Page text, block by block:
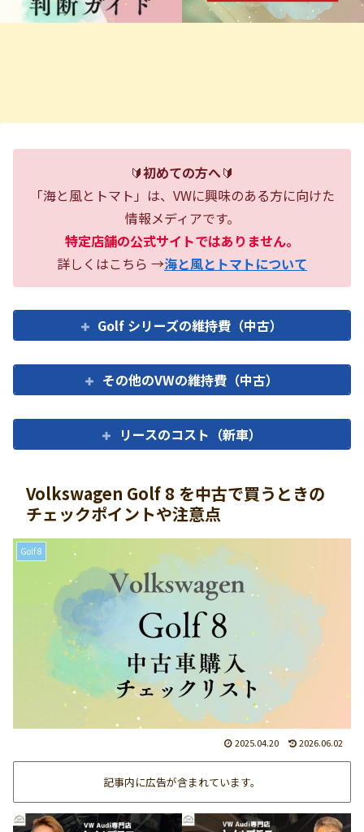
🔰初めての方へ🔰
「海と風とトマト」は、VWに興味のある方に向けた
情報メディアです。
特定店舗の公式サイトではありません。
詳しくはこちら →海と風とトマトについて
Golf シリーズの維持費（中古）
その他のVWの維持費（中古）
リースのコスト（新車）
Volkswagen Golf 8 を中古で買うときの
チェックポイントや注意点
Golf 8
2025.04.20 2026.06.02
記事内に広告が含まれています。